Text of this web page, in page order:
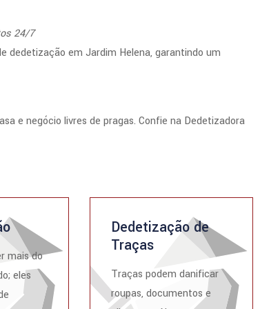
24/7
dedetização em Jardim Helena, garantindo um
e negócio livres de pragas. Confie na Dedetizadora
mais do
eles
Dedetização de
Traças
Traças podem danificar
roupas, documentos e